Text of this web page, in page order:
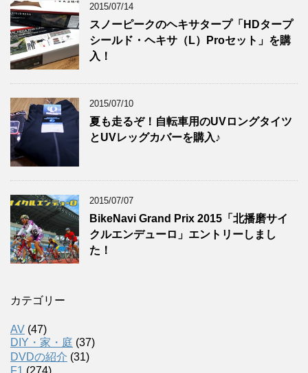
2015/07/14
スノーピークのヘキサタープ「HDタープ
シールド・ヘキサ（L）Proセット」を購
入！
2015/07/10
夏も走るぞ！自転車用のUVロングタイツ
とUVレッグカバーを購入♪
2015/07/07
BikeNavi Grand Prix 2015「北播磨サイ
クルエンデューロ」エントリーしまし
た！
カテゴリー
AV (47)
DIY・家・庭 (37)
DVDの紹介 (31)
F1 (274)